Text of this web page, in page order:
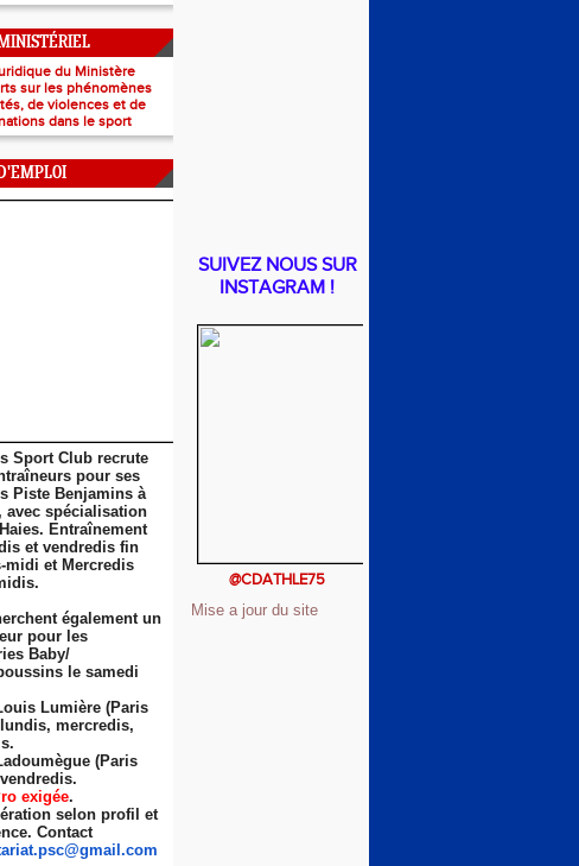
du Ministère
sur les phénomènes
de violences et de
dans le sport
Sport Club recrute
pour ses
Piste Benjamins à
avec spécialisation
Entraînement
et vendredis fin
midi et Mercredis
également un
pour les
Baby/
le samedi
Lumière (Paris
mercredis,
(Paris
vendredis.
exigée.
selon profil et
Contact
psc@gmail.com
SUIVEZ NOUS SUR
INSTAGRAM !
@CDATHLE75
Mise a jour du site